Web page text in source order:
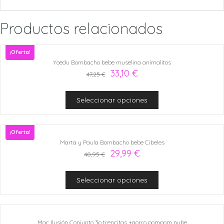
Productos relacionados
¡Oferta!
Yoedu Bombacho bebe muselina animalitos
47,25€ 33,10 €
Seleccionar opciones
¡Oferta!
Marta y Paula Bombacho bebe Cibeles
40,95€ 29,99 €
Seleccionar opciones
Mac Ilusión Conjunto 3p trencitas +gorro pompom nube